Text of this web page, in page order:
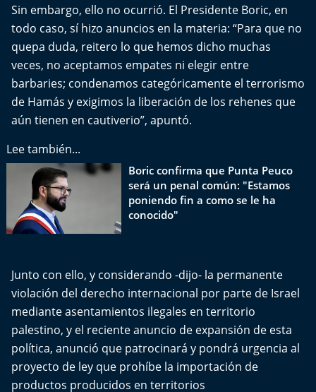
Sin embargo, ello no ocurrió. El Presidente Boric, en
todo caso, sí hizo anuncios en la materia: “Para que no
quepa duda, reitero lo que hemos dicho muchas
veces, no aceptamos empates ni elegir entre
barbaries; condenamos categóricamente el terrorismo
de Hamás y exigimos la liberación de los rehenes que
aún tienen en cautiverio”, apuntó.
Lee también...
Boric confirma que Punta Peuco
será un penal común: "Estamos
poniendo fin a como se le ha
conocido"
Junto con ello, y considerando -dijo- la permanente
violación del derecho internacional por parte de Israel
mediante asentamientos ilegales en territorio
palestino, y el reciente anuncio de expansión de esta
política, anunció que patrocinará y pondrá urgencia al
proyecto de ley que prohíbe la importación de
productos producidos en territorios